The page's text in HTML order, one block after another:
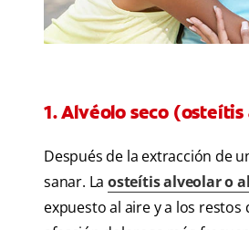
1. Alvéolo seco
Después de la extracción de
sanar. La osteítis alveolar o
expuesto al aire y a los